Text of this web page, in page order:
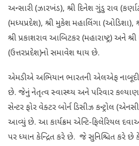
અન્સારી (ઝારખંડ), શ્રી દિનેશ ગુંડુ રાવ
(મધ્યપ્રદેશ), શ્રી મુકેશ મહાલિંગા (ઓડિશા),
શ્રી પ્રકાશરાવ આબિટકર (મહારાષ્ટ્ર) અને
(ઉત્તરપ્રદેશ)નો સમાવેશ થાય છે.
એમડીએ અભિયાન ભારતની એલએફ નાબૂદી
છે. જેનું નેતૃત્વ સ્વાસ્થ્ય અને પરિવાર
સેન્ટર ફોર વેક્ટર બોર્ન ડિસીઝ કન્ટ્રોલ
આવ્યું છે. આ કાર્યક્રમ એન્ટિ-ફિલેરિયલ
પર ધ્યાન કેન્દ્રિત કરે છે. જે સુનિશ્ચિત કરે છે